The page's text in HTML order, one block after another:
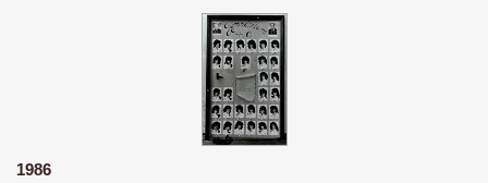
1986